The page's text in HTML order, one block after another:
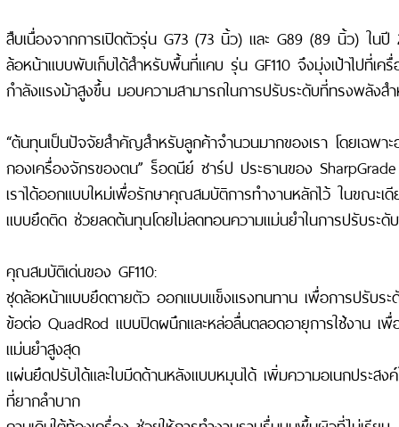
สืบเนื่องจากการเปิดตัวรุ่น G73 (73 นิ้ว) และ G89 (89 นิ้ว) ใน
ล้อหน้าแบบพับเก็บได้สำหรับพื้นที่แคบ รุ่น GF110 จึงมุ่งเป้าไปที่เค
กำลังแรงม้าสูงขึ้น มอบความสามารถในการปรับระดับที่ทรงพลัง
“ต้นทุนเป็นปัจจัยสำคัญสำหรับลูกค้าจำนวนมากของเรา โดยเฉพา
กองเครื่องจักรของตน” ร็อดนีย์ ชาร์ป ประธานของ
เราได้ออกแบบใหม่เพื่อรักษาคุณสมบัติการทำงานหลักไว้ ในขณะเ
แบบยึดติด ช่วยลดต้นทุนโดยไม่ลดทอนความแม่นยำในการปรับระดั
คุณสมบัติเด่นของ GF110:
ชุดล้อหน้าแบบยึดตายตัว ออกแบบแข็งแรงทนทาน เพื่อการปรับระ
ข้อต่อ QuadRod แบบปิดผนึกและหล่อลื่นตลอดอายุการใช้งาน เพื่
แม่นยำสูงสุด
แผ่นยึดปรับได้และใบมีดด้านหลังแบบหมุนได้ เพิ่มความอเนกประส
ที่ยากลำบาก